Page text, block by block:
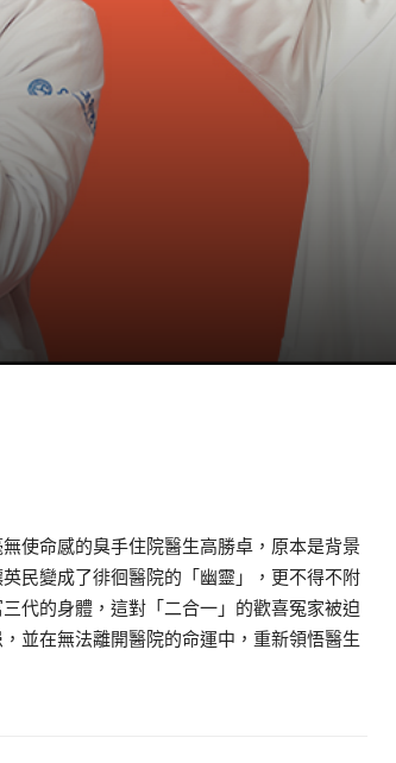
使命感的臭手住院醫生高勝卓，原本是背景
民變成了徘徊醫院的「幽靈」，更不得不附
代的身體，這對「二合一」的歡喜冤家被迫
並在無法離開醫院的命運中，重新領悟醫生